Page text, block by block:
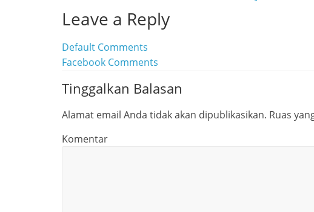
k
r
Leave a Reply
Default Comments
Facebook Comments
Tinggalkan Balasan
Alamat email Anda tidak akan dipublikasikan. Ruas
Komentar